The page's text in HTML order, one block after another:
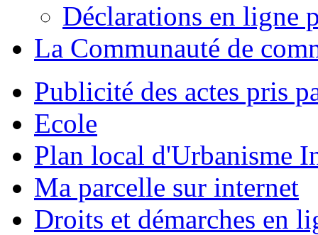
Déclarations en ligne
La Communauté de
Publicité des actes pris
Ecole
Plan local d'Urbanisme
Ma parcelle sur internet
Droits et démarches en